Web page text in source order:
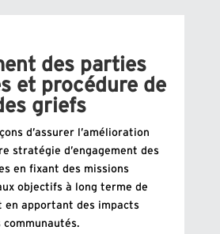
des parties
et procédure de
griefs
d’assurer l’amélioration
stratégie d’engagement des
en fixant des missions
objectifs à long terme de
en apportant des impacts